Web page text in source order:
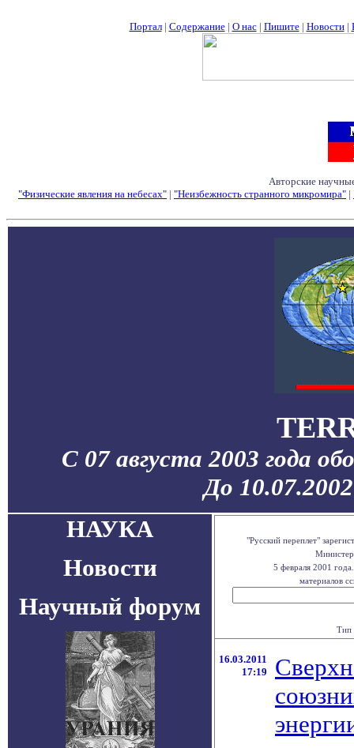
Портал| Содержание| О нас| Пишите| Новости|
Авторские
"Физические явления на небесах" | "Неизбежность странного микромира" |
С 07 августа 2003 года
До
НАУКА
Новости
Научный форум
"Русский переплет"
5 февраля 2001
материалов
Тип
16.03.2011
17:19